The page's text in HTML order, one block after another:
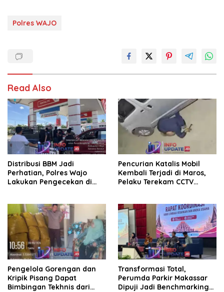
Polres WAJO
Read Also
Distribusi BBM Jadi
Perhatian, Polres Wajo
Lakukan Pengecekan di
Pencurian Katalis Mobil
Kembali Terjadi di Maros,
Pelaku Terekam CCTV
Pengelola Gorengan dan
Kripik Pisang Dapat
Bimbingan Tekhnis dari
Transformasi Total,
Perumda Parkir Makassar
Dipuji Jadi Benchmarking